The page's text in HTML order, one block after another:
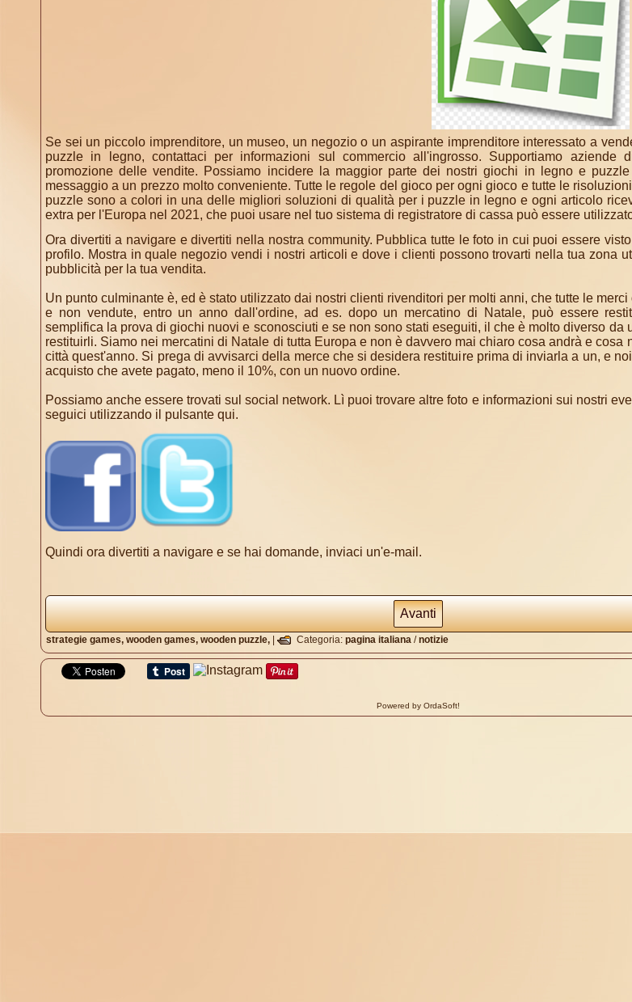
Se sei un piccolo imprenditore, un museo, un negozio o un aspirante imprenditore interessato a
puzzle in legno, contattaci per informazioni sul commercio all'ingrosso. Supportiamo aziende
promozione delle vendite. Possiamo incidere la maggior parte dei nostri giochi in legno e
messaggio a un prezzo molto conveniente. Tutte le regole del gioco per ogni gioco e tutte le
puzzle sono a colori in una delle migliori soluzioni di qualità per i puzzle in legno e ogni articolo
extra per l'Europa nel 2021, che puoi usare nel tuo sistema di registratore di cassa può essere
Ora divertiti a navigare e divertiti nella nostra community. Pubblica tutte le foto in cui puoi essere
profilo. Mostra in quale negozio vendi i nostri articoli e dove i clienti possono trovarti nella tua zona
pubblicità per la tua vendita.
Un punto culminante è, ed è stato utilizzato dai nostri clienti rivenditori per molti anni, che tutte le
e non vendute, entro un anno dall'ordine, ad es. dopo un mercatino di Natale, può essere
semplifica la prova di giochi nuovi e sconosciuti e se non sono stati eseguiti, il che è molto diverso da
restituirli. Siamo nei mercatini di Natale di tutta Europa e non è davvero mai chiaro cosa andrà e cosa
città quest'anno. Si prega di avvisarci della merce che si desidera restituire prima di inviarla a un, e
acquisto che avete pagato, meno il 10%, con un nuovo ordine.
Possiamo anche essere trovati sul social network. Lì puoi trovare altre foto e informazioni sui nostri
seguici utilizzando il pulsante qui.
Quindi ora divertiti a navigare e se hai domande, inviaci un'e-mail.
Avanti
strategie games, wooden games, wooden puzzle, Categoria: pagina italiana /notizie
Powered by OrdaSoft!